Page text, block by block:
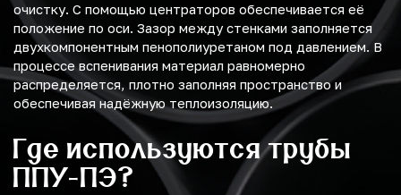
очистку. С помощью центраторов обеспечивается её
положение по оси. Зазор между стенками заполняется
двухкомпонентным пенополиуретаном под давлением. В
процессе вспенивания материал равномерно
распределяется, плотно заполняя пространство и
обеспечивая надёжную теплоизоляцию.
Где используются трубы
ППУ-ПЭ?